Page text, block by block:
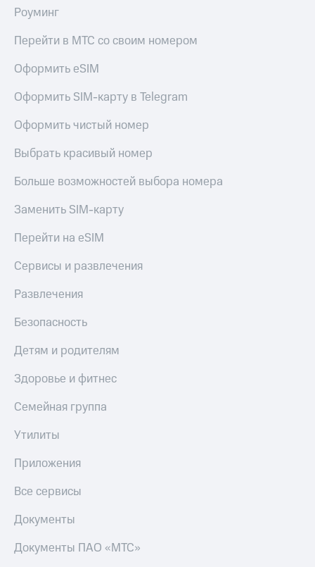
деньги
доход 15%
Платежи
переводы
Пополнить
номер
МТС
Настройки
автоплатежа
Пополнить
другого
интернета
ТВ
Переводы
телефона
на карту
Оплата
коду
Смартфоны
при
со связью
Роуминг
Перейти в МТС со своим номером
Оформить eSIM
Оформить SIM-карту в Telegram
Оформить чистый номер
Выбрать красивый номер
Больше возможностей выбора номера
Заменить SIM-карту
Перейти на eSIM
Сервисы и развлечения
Развлечения
Безопасность
Детям и родителям
Здоровье и фитнес
Семейная группа
Утилиты
Приложения
Все сервисы
Документы
Документы ПАО «МТС»